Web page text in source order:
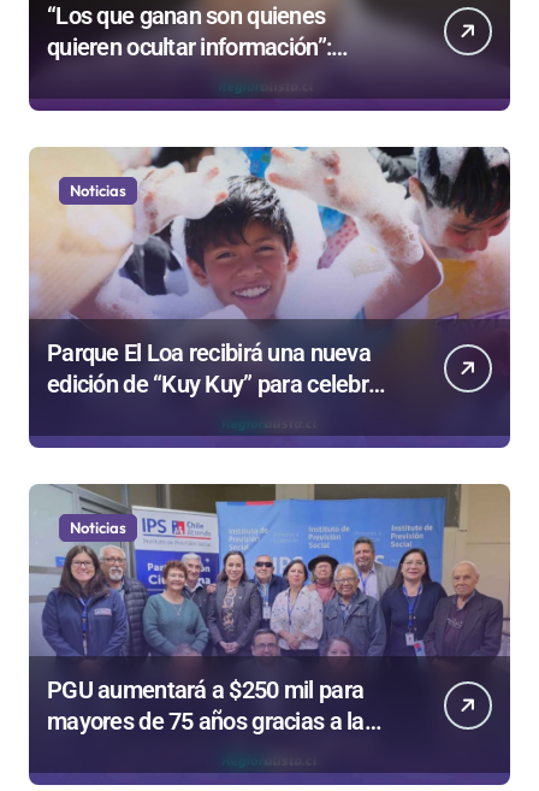
“Los que ganan son quienes
quieren ocultar información”:
Colegio de Periodistas cuestiona la
“Ley Mordaza 2.0”
Noticias
Parque El Loa recibirá una nueva
edición de “Kuy Kuy” para celebrar
Noticias
PGU aumentará a $250 mil para
mayores de 75 años gracias a la
reforma aprobada el 2025